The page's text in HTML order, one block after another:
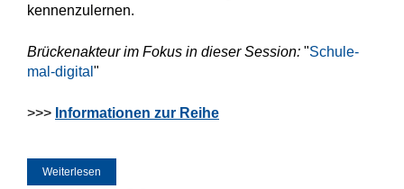
kennenzulernen.
Brückenakteur im Fokus in dieser Session: "Schule-
mal-digital "
>>> Informationen zur Reihe
Weiterlesen